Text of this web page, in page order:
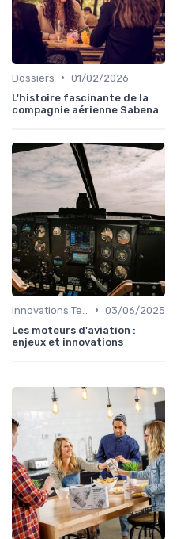
Dossiers • 01/02/2026
L'histoire fascinante de la
compagnie aérienne Sabena
• 03/06/2025
Les moteurs d'aviation :
enjeux et innovations